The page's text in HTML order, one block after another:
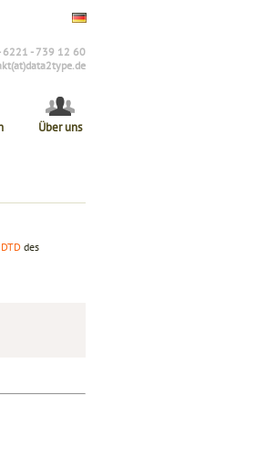
6221 - 739 12 60
Über uns
DTD des